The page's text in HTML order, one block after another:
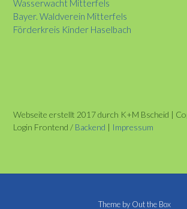
Wasserwacht Mitterfels
Bayer. Waldverein Mitterfels
Förderkreis Kinder Haselbach
Webseite erstellt 2017 durch K+M Bscheid |
Login Frontend / Backend | Impressum
Theme by Out the Box